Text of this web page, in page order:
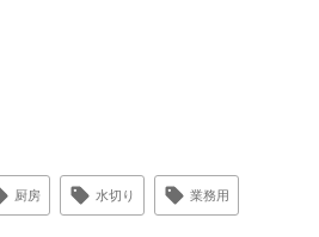
厨房 水切り 業務用